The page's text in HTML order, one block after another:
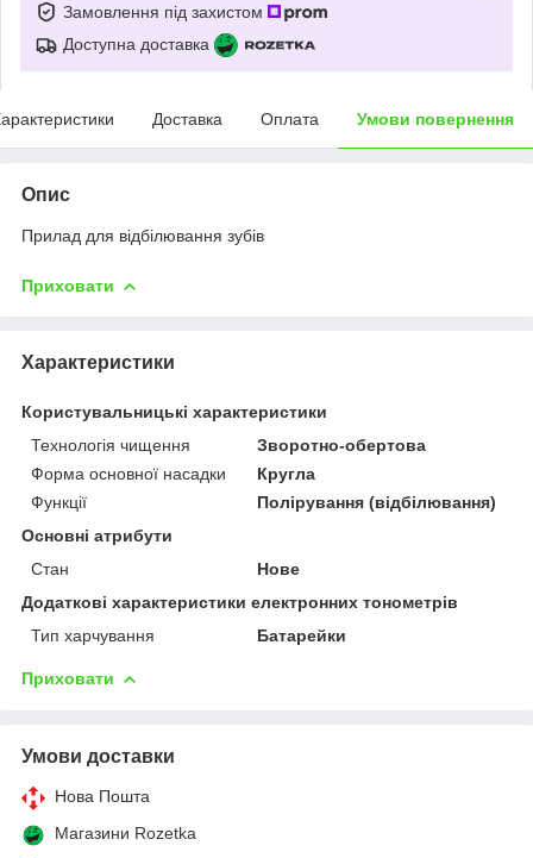
Замовлення під захистом
Доступна доставка
Доставка Оплата Умови повернення
Опис
Прилад для відбілювання зубів
Приховати
Характеристики
Користувальницькі характеристики
Технологія чищення
Зворотно-обертова
Форма основної насадки
Кругла
Функції
Полірування (відбілювання)
Основні атрибути
Стан
Нове
Додаткові характеристики електронних тонометрів
Тип харчування
Батарейки
Приховати
Умови доставки
Нова Пошта
Магазини Rozetka